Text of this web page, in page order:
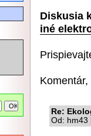
Diskusia
iné
Re:
Od: hm43